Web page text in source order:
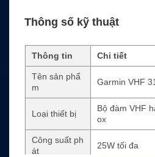
Thông số kỹ thuật
Thông tin Chi tiết
Tên sản phẩ
m
Garmin VHF
Loại thiết bị
Bộ đàm VHF
ox
Công suất ph
át
25W tối đa